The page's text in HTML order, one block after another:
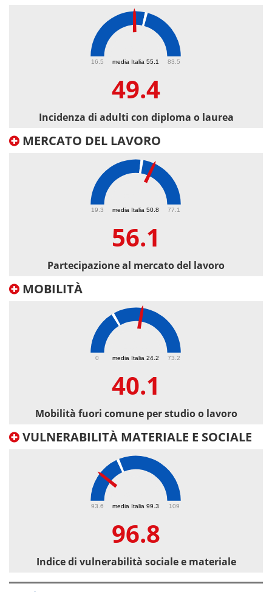
media Italia 55.1
16.5 83.5
49.4
Incidenza di adulti con diploma o laurea
MERCATO DEL LAVORO
media Italia 50.8
19.3 77.1
56.1
Partecipazione al mercato del lavoro
MOBILITÀ
media Italia 24.2
0 73.2
40.1
Mobilità fuori comune per studio o lavoro
VULNERABILITÀ MATERIALE E SOCIALE
media Italia 99.3
93.6 109
96.8
Indice di vulnerabilità sociale e materiale